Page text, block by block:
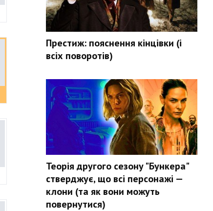
Престиж: пояснення кінцівки (і
всіх поворотів)
Теорія другого сезону "Бункера"
стверджує, що всі персонажі —
клони (та як вони можуть
повернутися)